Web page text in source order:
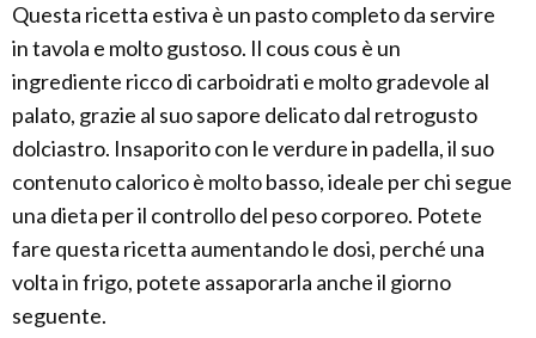
Questa ricetta estiva è un pasto completo da servire
in tavola e molto gustoso. Il cous cous è un
ingrediente ricco di carboidrati e molto gradevole al
palato, grazie al suo sapore delicato dal retrogusto
dolciastro. Insaporito con le verdure in padella, il suo
contenuto calorico è molto basso, ideale per chi segue
una dieta per il controllo del peso corporeo. Potete
fare questa ricetta aumentando le dosi, perché una
volta in frigo, potete assaporarla anche il giorno
seguente.